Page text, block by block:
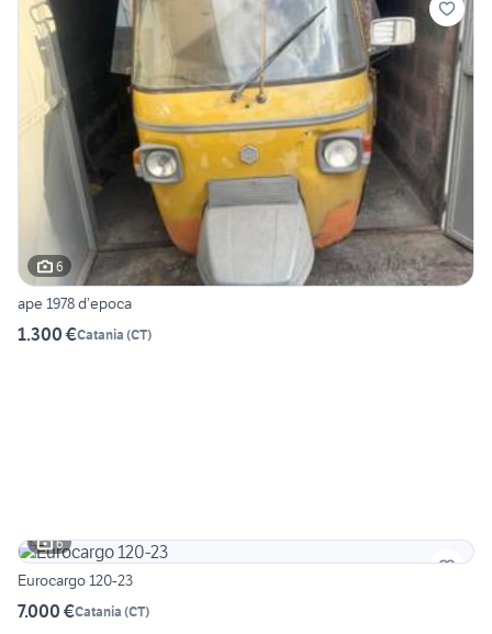
6
ape 1978 d’epoca
1.300 €Catania (CT)
6
Eurocargo 120-23
7.000 €Catania (CT)